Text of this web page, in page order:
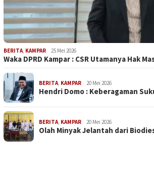
BERITA KAMPAR 25 Mei 2026
Waka DPRD Kampar : CSR Utamanya Hak
BERITA KAMPAR 20 Mei 2026
Hendri Domo : Keberagaman
BERITA KAMPAR 20 Mei 2026
Olah Minyak Jelantah dari